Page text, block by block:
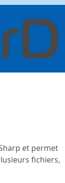
et permet
fichiers,